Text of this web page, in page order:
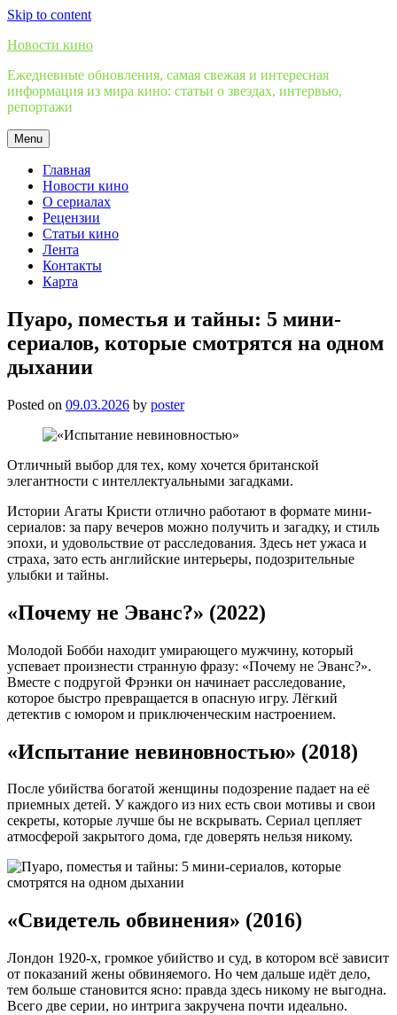
Skip to content
Новости кино
Ежедневные обновления, самая свежая и интересная
информация из мира кино: статьи о звездах, интервью,
репортажи
Menu
Главная
Новости кино
О сериалах
Рецензии
Статьи кино
Лента
Контакты
Карта
Пуаро, поместья и тайны: 5 мини-
сериалов, которые смотрятся на одном
дыхании
Posted on 09.03.2026 by poster
Отличный выбор для тех, кому хочется британской
элегантности с интеллектуальными загадками.
Истории Агаты Кристи отлично работают в формате мини-
сериалов: за пару вечеров можно получить и загадку, и стиль
эпохи, и удовольствие от расследования. Здесь нет ужаса и
страха, зато есть английские интерьеры, подозрительные
улыбки и тайны.
«Почему не Эванс?» (2022)
Молодой Бобби находит умирающего мужчину, который
успевает произнести странную фразу: «Почему не Эванс?».
Вместе с подругой Фрэнки он начинает расследование,
которое быстро превращается в опасную игру. Лёгкий
детектив с юмором и приключенческим настроением.
«Испытание невиновностью» (2018)
После убийства богатой женщины подозрение падает на её
приемных детей. У каждого из них есть свои мотивы и свои
секреты, которые лучше бы не вскрывать. Сериал цепляет
атмосферой закрытого дома, где доверять нельзя никому.
«Свидетель обвинения» (2016)
Лондон 1920-х, громкое убийство и суд, в котором всё зависит
от показаний жены обвиняемого. Но чем дальше идёт дело,
тем больше становится ясно: правда здесь никому не выгодна.
Всего две серии, но интрига закручена почти идеально.